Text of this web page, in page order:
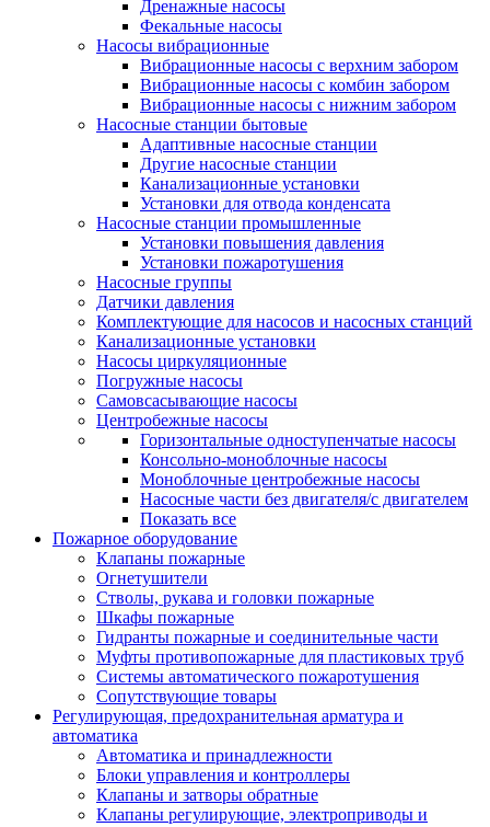
Дренажные насосы
Фекальные насосы
Насосы вибрационные
Вибрационные насосы с верхним забором
Вибрационные насосы с комбин забором
Вибрационные насосы с нижним забором
Насосные станции бытовые
Адаптивные насосные станции
Другие насосные станции
Канализационные установки
Установки для отвода конденсата
Насосные станции промышленные
Установки повышения давления
Установки пожаротушения
Насосные группы
Датчики давления
Комплектующие для насосов и насосных станций
Канализационные установки
Насосы циркуляционные
Погружные насосы
Самовсасывающие насосы
Центробежные насосы
Горизонтальные одноступенчатые насосы
Консольно-моноблочные насосы
Моноблочные центробежные насосы
Насосные части без двигателя/с двигателем
Показать все
Пожарное оборудование
Клапаны пожарные
Огнетушители
Стволы, рукава и головки пожарные
Шкафы пожарные
Гидранты пожарные и соединительные части
Муфты противопожарные для пластиковых труб
Системы автоматического пожаротушения
Сопутствующие товары
Регулирующая, предохранительная арматура и
автоматика
Автоматика и принадлежности
Блоки управления и контроллеры
Клапаны и затворы обратные
Клапаны регулирующие, электроприводы и